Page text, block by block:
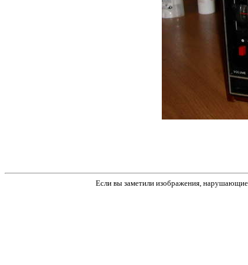
Если вы заметили изображения,